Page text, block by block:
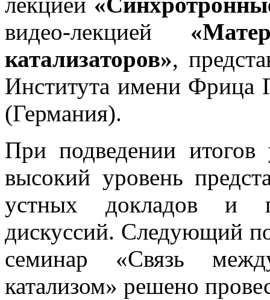
видео-лекцией
катализаторов»,
Института имени Фрица
(Германия).
При подведении итогов
высокий уровень
устных докладов и
дискуссий. Следующий
семинар «Связь
катализом» решено